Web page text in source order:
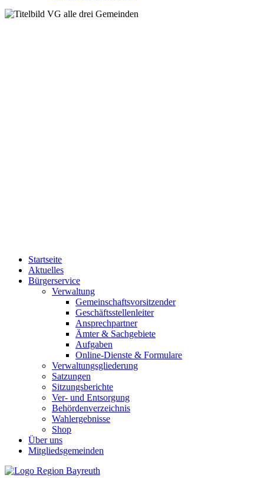
Startseite
Aktuelles
Bürgerservice
Verwaltung
Gemeinschaftsvorsitzender
Geschäftsstellenleiter
Ansprechpartner
Ämter & Sachgebiete
Aufgaben
Online-Dienste & Formulare
Verwaltungsgliederung
Satzungen
Sitzungsberichte
Ver- und Entsorgung
Behördenverzeichnis
Wahlergebnisse
Shop
Über uns
Mitgliedsgemeinden